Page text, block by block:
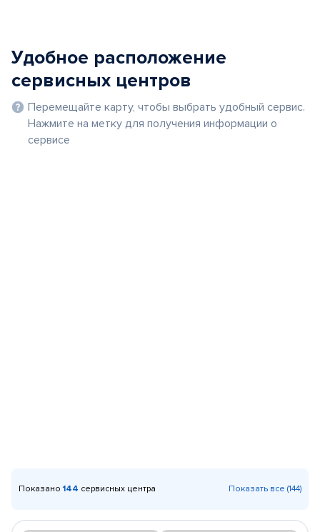
Удобное расположение
сервисных центров
Перемещайте карту, чтобы выбрать удобный сервис.
Нажмите на метку для получения информации о
сервисе
Показано 144 сервисных центра Показать все (144)